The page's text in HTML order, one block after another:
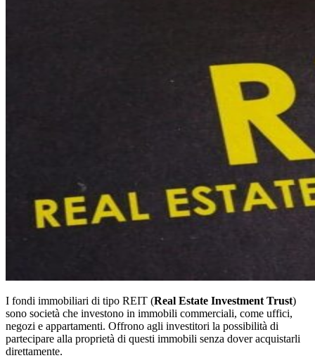
I fondi immobiliari di tipo REIT (Real Estate Investment Trust)
sono società che investono in immobili commerciali, come uffici,
negozi e appartamenti. Offrono agli investitori la possibilità di
partecipare alla proprietà di questi immobili senza dover acquistarli
direttamente.